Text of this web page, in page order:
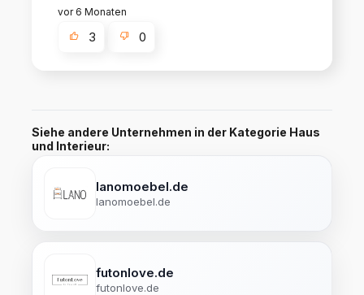
vor 6 Monaten
3 0
Siehe andere Unternehmen in der Kategorie Haus
und Interieur:
lanomoebel.de
lanomoebel.de
futonlove.de
futonlove.de